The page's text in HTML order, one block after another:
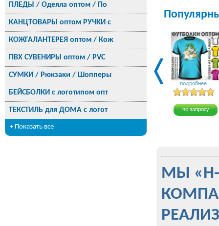
ПЛЕДЫ / Одеяла оптом / По
КАНЦТОВАРЫ оптом РУЧКИ с
КОЖГАЛАНТЕРЕЯ оптом / Кож
ПВХ СУВЕНИРЫ оптом / PVC
СУМКИ / Рюкзаки / Шопперы
БЕЙСБОЛКИ с логотипом опт
ТЕКСТИЛЬ для ДОМА с логот
+ Показать все
подробнее...
по запросу
МЫ